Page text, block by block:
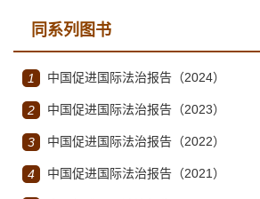
同系列图书
1 中国促进国际法治报告（2024）
2 中国促进国际法治报告（2023）
3 中国促进国际法治报告（2022）
4 中国促进国际法治报告（2021）